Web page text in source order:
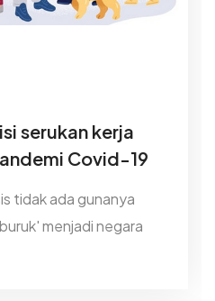
serukan kerja
Covid-19
tidak ada gunanya
menjadi negara